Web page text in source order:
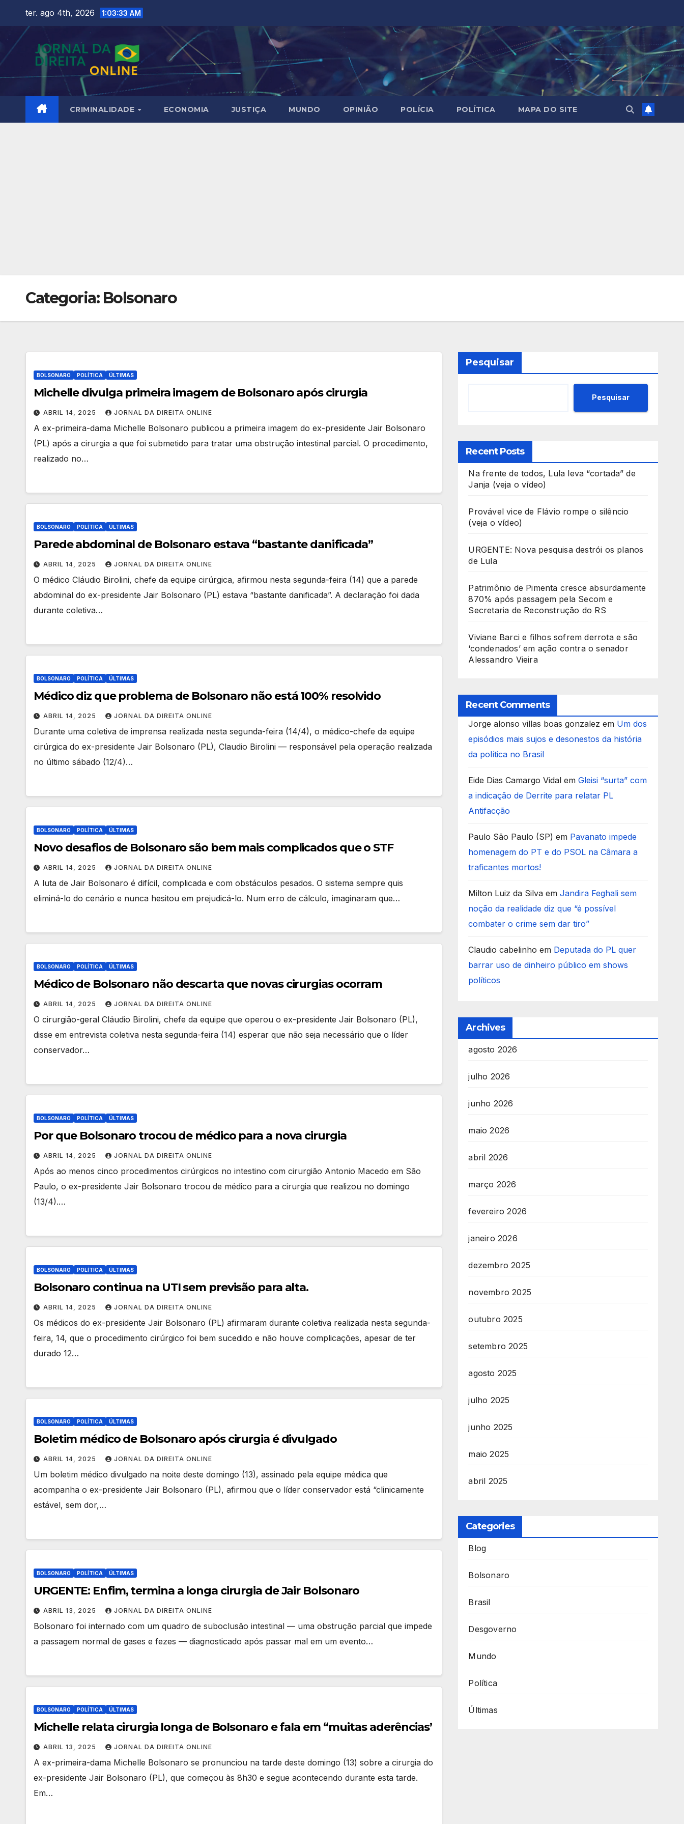
content
ter. ago 4th, 2026 1:03:34 AM
CRIMINALIDADE ECONOMIA JUSTIÇA MUNDO OPINIÃO POLÍCIA POLÍTICA MAPA DO SITE
Categoria: Bolsonaro
BOLSONARO POLÍTICA ÚLTIMAS
Michelle divulga primeira imagem de Bolsonaro após cirurgia
ABRIL 14, 2025 JORNAL DA DIREITA ONLINE
A ex-primeira-dama Michelle Bolsonaro publicou a primeira imagem do ex-presidente Jair Bolsonaro
(PL) após a cirurgia a que foi submetido para tratar uma obstrução intestinal parcial. O procedimento,
realizado no…
BOLSONARO POLÍTICA ÚLTIMAS
Parede abdominal de Bolsonaro estava “bastante danificada”
ABRIL 14, 2025 JORNAL DA DIREITA ONLINE
O médico Cláudio Birolini, chefe da equipe cirúrgica, afirmou nesta segunda-feira (14) que a parede
abdominal do ex-presidente Jair Bolsonaro (PL) estava “bastante danificada”. A declaração foi dada
durante coletiva…
BOLSONARO POLÍTICA ÚLTIMAS
Médico diz que problema de Bolsonaro não está 100% resolvido
ABRIL 14, 2025 JORNAL DA DIREITA ONLINE
Durante uma coletiva de imprensa realizada nesta segunda-feira (14/4), o médico-chefe da equipe
cirúrgica do ex-presidente Jair Bolsonaro (PL), Claudio Birolini — responsável pela operação realizada
no último sábado (12/4)…
BOLSONARO POLÍTICA ÚLTIMAS
Novo desafios de Bolsonaro são bem mais complicados que o STF
ABRIL 14, 2025 JORNAL DA DIREITA ONLINE
A luta de Jair Bolsonaro é difícil, complicada e com obstáculos pesados. O sistema sempre quis
eliminá-lo do cenário e nunca hesitou em prejudicá-lo. Num erro de cálculo, imaginaram que…
BOLSONARO POLÍTICA ÚLTIMAS
Médico de Bolsonaro não descarta que novas cirurgias ocorram
ABRIL 14, 2025 JORNAL DA DIREITA ONLINE
O cirurgião-geral Cláudio Birolini, chefe da equipe que operou o ex-presidente Jair Bolsonaro (PL),
disse em entrevista coletiva nesta segunda-feira (14) esperar que não seja necessário que o líder
conservador…
BOLSONARO POLÍTICA ÚLTIMAS
Por que Bolsonaro trocou de médico para a nova cirurgia
ABRIL 14, 2025 JORNAL DA DIREITA ONLINE
Após ao menos cinco procedimentos cirúrgicos no intestino com cirurgião Antonio Macedo em São
Paulo, o ex-presidente Jair Bolsonaro trocou de médico para a cirurgia que realizou no domingo
(13/4).…
BOLSONARO POLÍTICA ÚLTIMAS
Bolsonaro continua na UTI sem previsão para alta.
ABRIL 14, 2025 JORNAL DA DIREITA ONLINE
Os médicos do ex-presidente Jair Bolsonaro (PL) afirmaram durante coletiva realizada nesta segunda-
feira, 14, que o procedimento cirúrgico foi bem sucedido e não houve complicações, apesar de ter
durado 12…
BOLSONARO POLÍTICA ÚLTIMAS
Boletim médico de Bolsonaro após cirurgia é divulgado
ABRIL 14, 2025 JORNAL DA DIREITA ONLINE
Um boletim médico divulgado na noite deste domingo (13), assinado pela equipe médica que
acompanha o ex-presidente Jair Bolsonaro (PL), afirmou que o líder conservador está “clinicamente
estável, sem dor,…
BOLSONARO POLÍTICA ÚLTIMAS
URGENTE: Enfim, termina a longa cirurgia de Jair Bolsonaro
ABRIL 13, 2025 JORNAL DA DIREITA ONLINE
Bolsonaro foi internado com um quadro de suboclusão intestinal — uma obstrução parcial que impede
a passagem normal de gases e fezes — diagnosticado após passar mal em um evento…
BOLSONARO POLÍTICA ÚLTIMAS
Michelle relata cirurgia longa de Bolsonaro e fala em “muitas aderências’
ABRIL 13, 2025 JORNAL DA DIREITA ONLINE
A ex-primeira-dama Michelle Bolsonaro se pronunciou na tarde deste domingo (13) sobre a cirurgia do
ex-presidente Jair Bolsonaro (PL), que começou às 8h30 e segue acontecendo durante esta tarde.
Em…
Pesquisar
Pesquisar
Recent Posts
Na frente de todos, Lula leva “cortada” de
Janja (veja o vídeo)
Provável vice de Flávio rompe o silêncio
(veja o vídeo)
URGENTE: Nova pesquisa destrói os planos
de Lula
Patrimônio de Pimenta cresce absurdamente
870% após passagem pela Secom e
Secretaria de Reconstrução do RS
Viviane Barci e filhos sofrem derrota e são
‘condenados’ em ação contra o senador
Alessandro Vieira
Recent Comments
Jorge alonso villas boas gonzalez em Um dos
episódios mais sujos e desonestos da história
da política no Brasil
Eide Dias Camargo Vidal emGleisi “surta” com
a indicação de Derrite para relatar PL
Antifacção
Paulo São Paulo (SP) em Pavanato impede
homenagem do PT e do PSOL na Câmara a
traficantes mortos!
Milton Luiz da Silva emJandira Feghali sem
noção da realidade diz que “é possível
combater o crime sem dar tiro”
Claudio cabelinho em Deputada do PL quer
barrar uso de dinheiro público em shows
políticos
Archives
agosto 2026
julho 2026
junho 2026
maio 2026
abril 2026
março 2026
fevereiro 2026
janeiro 2026
dezembro 2025
novembro 2025
outubro 2025
setembro 2025
agosto 2025
julho 2025
junho 2025
maio 2025
abril 2025
Categories
Blog
Bolsonaro
Brasil
Desgoverno
Mundo
Política
Últimas